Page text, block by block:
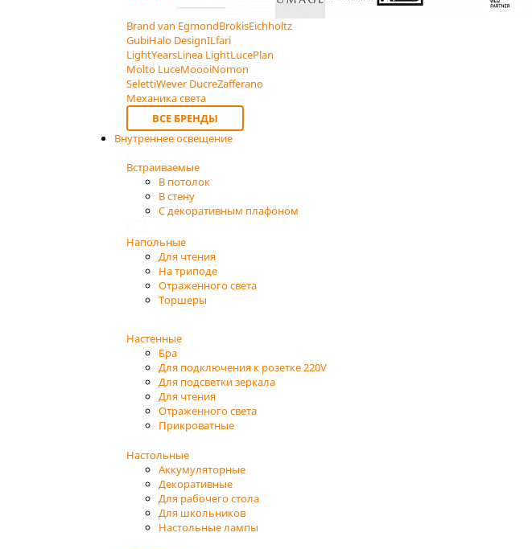
Brand van EgmondBrokisEichholtz
GubiHalo DesignILfari
LightYearsLinea LightLucePlan
Molto LuceMoooiNomon
SelettiWever DucreZafferano
Механика света
ВСЕ БРЕНДЫ
Внутреннее освещение
Встраиваемые
В потолок
В стену
С декоративным плафоном
Напольные
Для чтения
На триподе
Отраженного света
Торшеры
Настенные
Бра
Для подключения к розетке 220V
Для подсветки зеркала
Для чтения
Отраженного света
Прикроватные
Настольные
Аккумуляторные
Декоративные
Для рабочего стола
Для школьников
Настольные лампы